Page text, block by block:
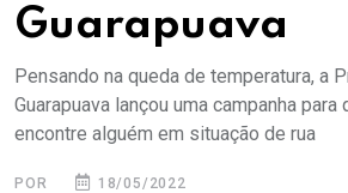
Guarapuava
Pensando na queda de temperatura, a
Guarapuava lançou uma campanha
encontre alguém em situação de rua
POR 18/05/2022